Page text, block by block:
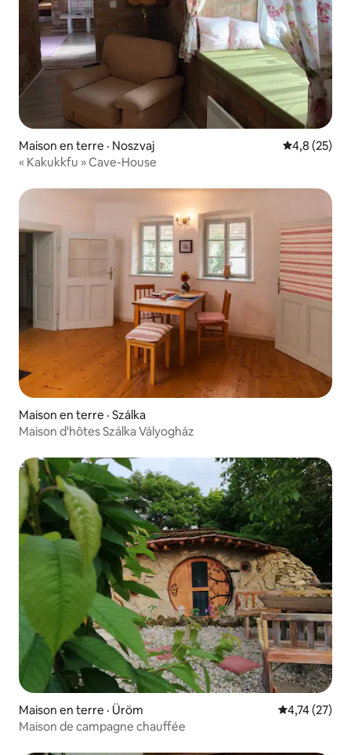
Maison en terre · Noszvaj Note
4,8 (25)
« Kakukkfu » Cave-House
Maison en terre · Szálka
Maison d'hôtes Szálka Vályogház
Maison en terre · Üröm Note
4,74 (27)
Maison de campagne chauffée